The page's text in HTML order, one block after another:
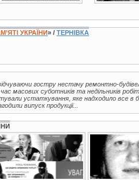
УКРАЇНИ» / ТЕРНІВКА
гостру нестачу ремонтно-
масових суботників та недільників
устаткування, яке надходило все в
випуск продукції...